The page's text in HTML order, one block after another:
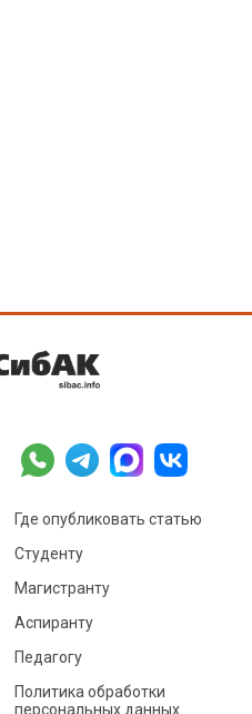
Где опубликовать статью
Студенту
Магистранту
Аспиранту
Педагогу
Политика обработки
персональных данных